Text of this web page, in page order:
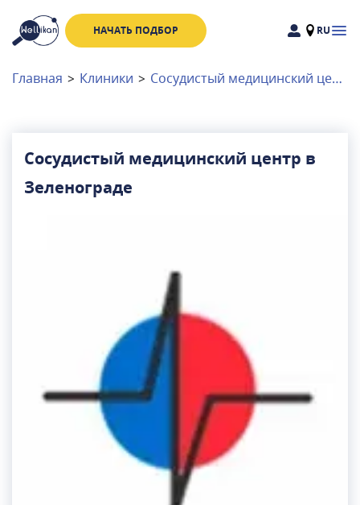
НАЧАТЬ ПОДБОР RU
Доктора
Клиники
Главная > Клиники > Сосудистый медицинский центр в Зеленограде
Сосудистый медицинский центр в
Зеленограде